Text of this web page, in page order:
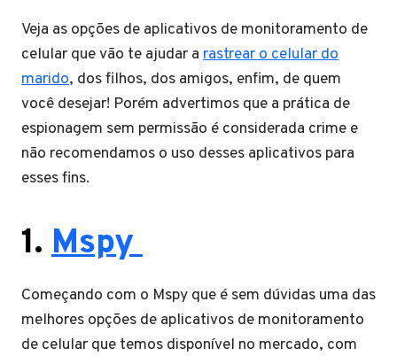
Veja as opções de aplicativos de monitoramento de
celular que vão te ajudar a rastrear o celular do
marido, dos filhos, dos amigos, enfim, de quem
você desejar! Porém advertimos que a prática de
espionagem sem permissão é considerada crime e
não recomendamos o uso desses aplicativos para
esses fins.
1. Mspy
Começando com o Mspy que é sem dúvidas uma das
melhores opções de aplicativos de monitoramento
de celular que temos disponível no mercado, com